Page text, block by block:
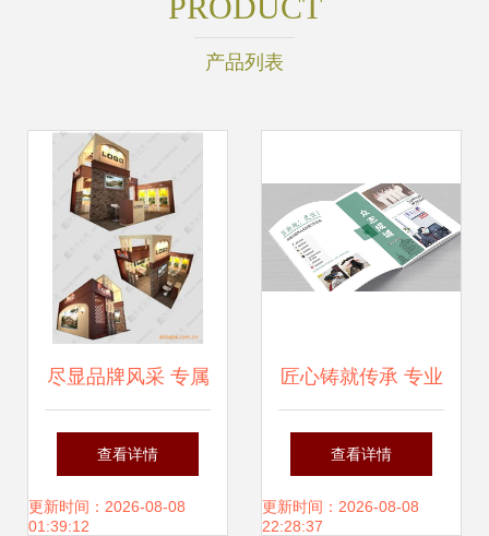
产品列表
尽显品牌风采 专属
展台设计与搭建全
攻略
查看详情
更新时间：2026-08-08
01:39:12
匠心铸就传承 专业
企业纪念册设计的
价值与选择指南
查看详情
更新时间：2026-08-08
22:28:37